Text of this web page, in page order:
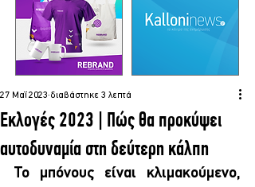
Εκλογές 2023 | Πώς θα προκύψει
αυτοδυναμία στη δεύτερη κάλπη
27 Μαΐ 2023 διαβάστηκε 3 λεπτά
Το μπόνους είναι κλιμακούμενο,